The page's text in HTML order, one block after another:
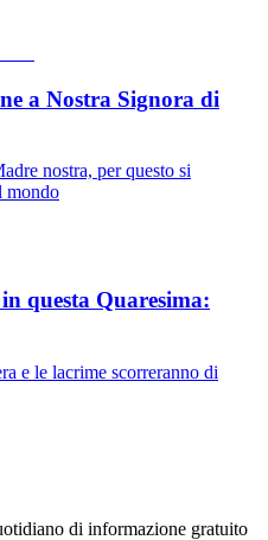
a Nostra Signora di
nostra, per questo si
mondo
questa Quaresima:
e le lacrime scorreranno di
di informazione gratuito